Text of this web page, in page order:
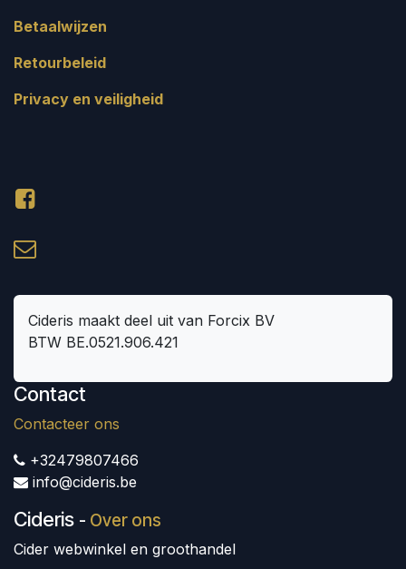
Betaalwijzen
Retourbeleid
Privacy en veiligheid
Cideris maakt deel uit van Forcix BV
BTW BE.0521.906.421
Contact
Contacteer ons
+32479807466
info@cideris.be
Cideris - Over ons
Cider webwinkel en groothandel